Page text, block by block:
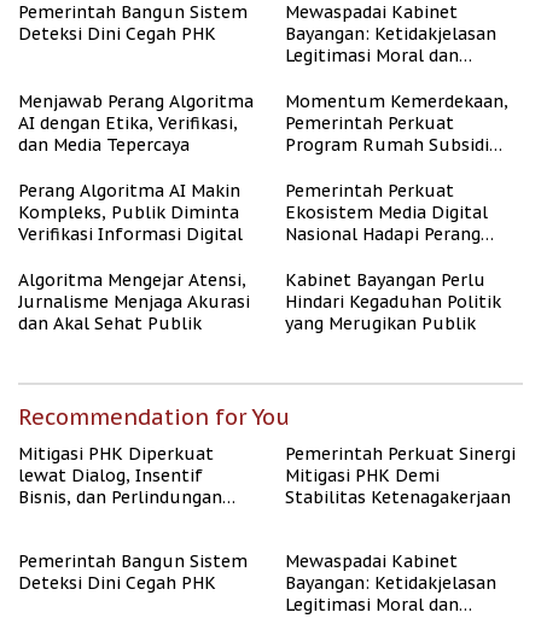
Pemerintah Bangun Sistem
Deteksi Dini Cegah PHK
Mewaspadai Kabinet
Bayangan: Ketidakjelasan
Legitimasi Moral dan
Menjawab Perang Algoritma
AI dengan Etika, Verifikasi,
dan Media Tepercaya
Momentum Kemerdekaan,
Pemerintah Perkuat
Program Rumah Subsidi
Berpenghasilan Rendah
Perang Algoritma AI Makin
Kompleks, Publik Diminta
Verifikasi Informasi Digital
Pemerintah Perkuat
Ekosistem Media Digital
Nasional Hadapi Perang
Algoritma Mengejar Atensi,
Jurnalisme Menjaga Akurasi
dan Akal Sehat Publik
Kabinet Bayangan Perlu
Hindari Kegaduhan Politik
yang Merugikan Publik
Recommendation for You
Mitigasi PHK Diperkuat
lewat Dialog, Insentif
Bisnis, dan Perlindungan
Pemerintah Perkuat Sinergi
Mitigasi PHK Demi
Stabilitas Ketenagakerjaan
Pemerintah Bangun Sistem
Deteksi Dini Cegah PHK
Mewaspadai Kabinet
Bayangan: Ketidakjelasan
Legitimasi Moral dan